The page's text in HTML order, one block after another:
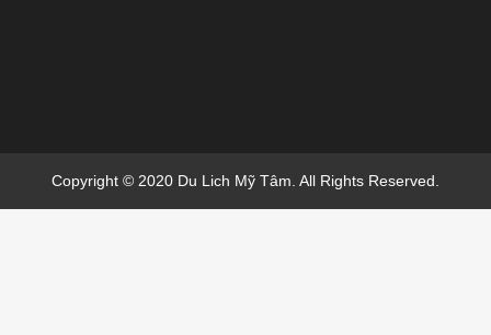
Copyright © 2020 Du Lich Mỹ Tâm. All Rights Reserved.